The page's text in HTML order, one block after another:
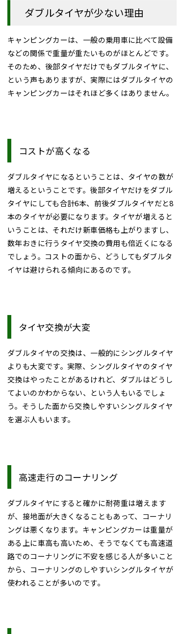
ダブルタイヤが少ない理由
キャンピングカーは、一般の乗用車に比べて設備
などの関係で重量が重たいものがほとんどです。
そのため、後部タイヤだけでもダブルタイヤに、
という声もありますが、実際にはダブルタイヤの
キャンピングカーはそれほど多くはありません。
コストが高くなる
ダブルタイヤになるということは、タイヤの数が
増えるということです。後部タイヤだけをダブル
タイヤにしても合計6本、前後ダブルタイヤだと8
本のタイヤが必要になります。タイヤが増えると
いうことは、それだけ新車価格も上がりますし、
数年おきに行うタイヤ交換の費用も倍近くになる
でしょう。コストの面から、どうしてもダブルタ
イヤは避けられる傾向にあるのです。
タイヤ交換が大変
ダブルタイヤの交換は、一般的にシングルタイヤ
よりも大変です。実際、シングルタイヤのタイヤ
交換はやったことがあるけれど、ダブルはどうし
てよいのかわからない、という人もいるでしょ
う。そうした面から交換しやすいシングルタイヤ
を選ぶ人もいます。
高速走行のコーナリング
ダブルタイヤにすると確かに耐荷重は増えます
が、接地面が大きくなることもあって、コーナリ
ングは悪くなります。キャンピングカーは重量が
ある上に車高も高いため、そうでなくても高速道
路でのコーナリングに不安を感じる人が多いこと
から、コーナリングのしやすいシングルタイヤが
使われることが多いのです。